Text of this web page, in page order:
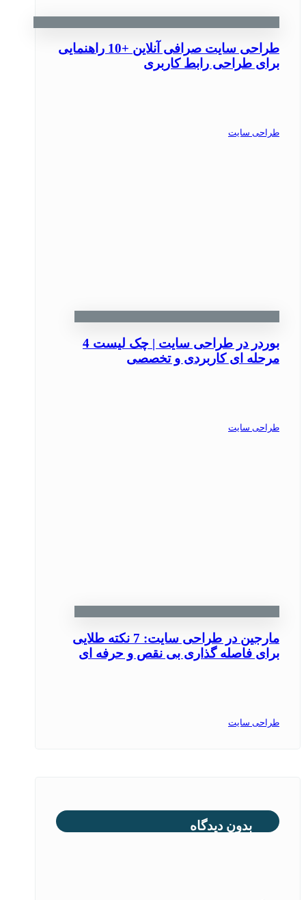
طراحی سایت صرافی آنلاین +10 راهنمایی
برای طراحی رابط کاربری
طراحی سایت
بوردر در طراحی سایت | چک ‌لیست 4
مرحله ‌ای کاربردی و تخصصی
طراحی سایت
مارجین در طراحی سایت: 7 نکته طلایی
برای فاصله گذاری بی‌ نقص و حرفه ‌ای
طراحی سایت
بدون دیدگاه